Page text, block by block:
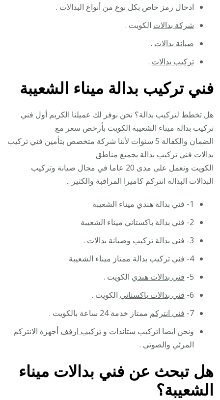
ادخال رمز خاص بكل نوع من أنواع البدالات .
شركة بدالات الكويت .
صيانة بدالات .
تركيب بدالات .
فني تركيب بدالة ميناء الشعيبة
هل تخطط لتركيب بدالة؟ نحن نوفر لك عميلنا الكريم أول فني
تركيب بدالة ميناء الشعيبة الكويت بأرخص سعر مع
الضمان والكفالة 5 سنوات لأننا شركة متخصص بتأمين فني تركيب
بدالات فني تركيب بدالة بجميع مناطق
الكويت ونعمل على مدى 20 عاما في مجال صيانة وتركيب
البدالات البدالة انتركم كاميرا المراقبة والكثير ..
1- فني بدالة هندي ميناء الشعيبة
2- فني بدالة باكستاني ميناء الشعيبة
3- فني بدالة تركيب وصيانة بدالات .
4- فني تركيب بدالة ممتاز ميناء الشعيبة
5- فني بدالات هندي الكويت .
6- فني بدالات باكستاني الكويت .
7- فني انتركم ممتاز خدمة 24 ساعة بالكويت .
ونحن ايضا اتركيب ستاندات وتركيب ارفف أجهزة الانتركم
المرئي والصوتي .
هل تبحث عن فني بدالات ميناء
الشعيبة؟